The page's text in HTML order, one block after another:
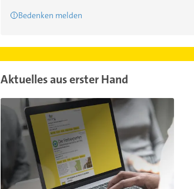
Bedenken melden
Aktuelles aus erster Hand